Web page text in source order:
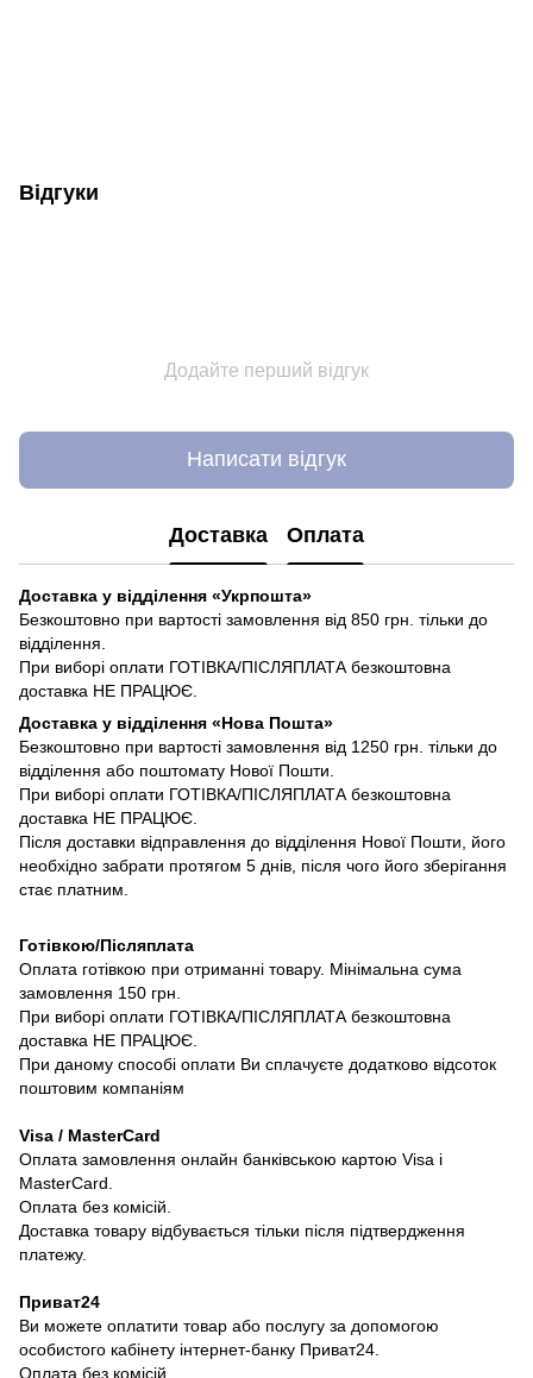
Відгуки
Додайте перший відгук
Написати відгук
Доставка Оплата
Доставка у відділення «Укрпошта»
Безкоштовно при вартості замовлення від 850 грн. тільки до
відділення.
При виборі оплати ГОТІВКА/ПІСЛЯПЛАТА безкоштовна
доставка НЕ ПРАЦЮЄ.
Доставка у відділення «Нова Пошта»
Безкоштовно при вартості замовлення від 1250 грн. тільки до
відділення або поштомату Нової Пошти.
При виборі оплати ГОТІВКА/ПІСЛЯПЛАТА безкоштовна
доставка НЕ ПРАЦЮЄ.
Після доставки відправлення до відділення Нової Пошти, його
необхідно забрати протягом 5 днів, після чого його зберігання
стає платним.
Готівкою/Післяплата
Оплата готівкою при отриманні товару. Мінімальна сума
замовлення 150 грн.
При виборі оплати ГОТІВКА/ПІСЛЯПЛАТА безкоштовна
доставка НЕ ПРАЦЮЄ.
При даному способі оплати Ви сплачуєте додатково відсоток
поштовим компаніям
Visa / MasterCard
Оплата замовлення онлайн банківською картою Visa і
MasterCard.
Оплата без комісій.
Доставка товару відбувається тільки після підтвердження
платежу.
Приват24
Ви можете оплатити товар або послугу за допомогою
особистого кабінету інтернет-банку Приват24.
Оплата без комісій.